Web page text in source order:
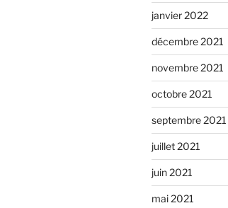
janvier 2022
décembre 2021
novembre 2021
octobre 2021
septembre 2021
juillet 2021
juin 2021
mai 2021